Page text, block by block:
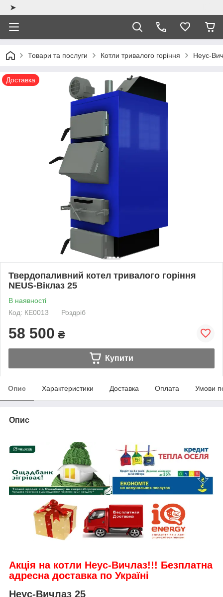
➤
Товари та послуги Котли тривалого горіння Неус-
Доставка
Твердопаливний котел тривалого горіння
NEUS-Віклаз 25
В наявності
Код: КЕ0013
Роздріб
58 500 ₴
Купити
Опис Характеристики Доставка Оплата Умови
Опис
Акція на котли Неус-Вичлаз!!! Безплатна
адресна доставка по Україні
Неус-Вичлаз 25